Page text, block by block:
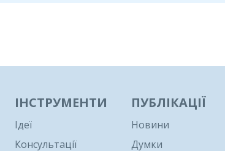
ІНСТРУМЕНТИ
Ідеї
Консультації
ПУБЛІКАЦІЇ
Новини
Думки